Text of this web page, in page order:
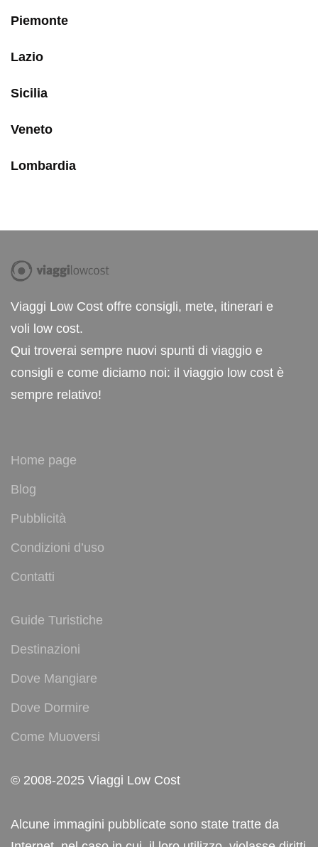
Piemonte
Lazio
Sicilia
Veneto
Lombardia
Viaggi Low Cost offre consigli, mete, itinerari e
voli low cost.
Qui troverai sempre nuovi spunti di viaggio e
consigli e come diciamo noi: il viaggio low cost è
sempre relativo!
Home page
Blog
Pubblicità
Condizioni d’uso
Contatti
Guide Turistiche
Destinazioni
Dove Mangiare
Dove Dormire
Come Muoversi
© 2008-2025 Viaggi Low Cost
Alcune immagini pubblicate sono state tratte da